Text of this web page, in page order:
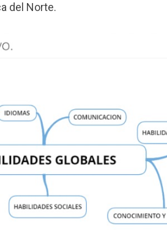
del Norte.